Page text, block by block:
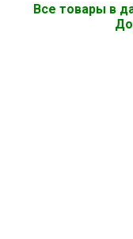
Все товары в